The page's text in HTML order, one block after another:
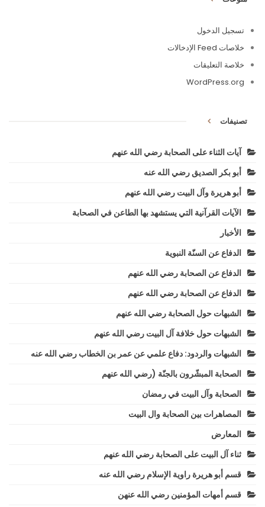
تسجيل الدخول
خلاصات Feed الإدخالات
خلاصة التعليقات
WordPress.org
تصنيفات
آيات الثناء على الصحابة رضي الله عنهم
أبو بكر الصديق رضي الله عنه
أبو هريرة وآل البيت رضي الله عنهم
الآيات القرآنية التي يستشهد بها الطاعن في الصحابة
الأخبار
الدفاع عن السنّة النبوية
الدفاع عن الصحابة رضي الله عنهم
الدفاع عن الصحابة رضي الله عنهم
الشبهات حول الصحابة رضي الله عنهم
الشبهات حول خلافة آل البيت رضي الله عنهم
الشبهات والردود: دفاع علمي عن عمر بن الخطاب رضي الله عنه
الصحابة المبشّرون بالجنّة (رضي الله عنهم
الصحابة وآل البيت في رمضان
المصاهرات بين الصحابة وال البيت
المعارض
ثناء آل البيت على الصحابة رضي الله عنهم
قسم أبو هريرة راوية الإسلام رضي الله عنه
قسم أمهات المؤمنين رضي الله عنهن